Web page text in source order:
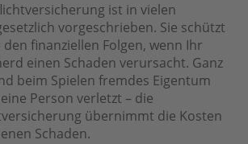
ist in vielen
vorgeschrieben. Sie schützt
finanziellen Folgen, wenn Ihr
einen Schaden verursacht. Ganz
beim Spielen fremdes Eigentum
Person verletzt – die
übernimmt die Kosten
Schaden.